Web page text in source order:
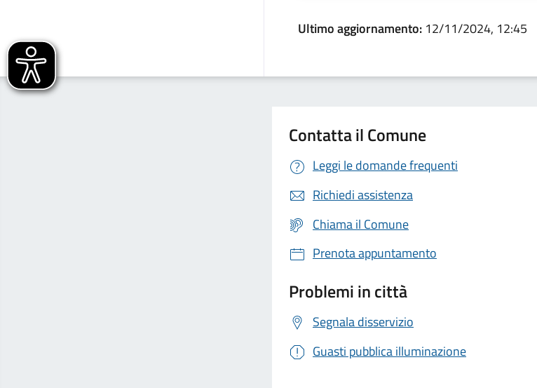
Ultimo aggiornamento: 12/11/2024, 12:45
Contatta il Comune
Leggi le domande frequenti
Richiedi assistenza
Chiama il Comune
Prenota appuntamento
Problemi in città
Segnala disservizio
Guasti pubblica illuminazione